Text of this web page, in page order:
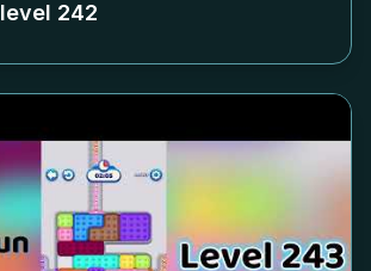
242